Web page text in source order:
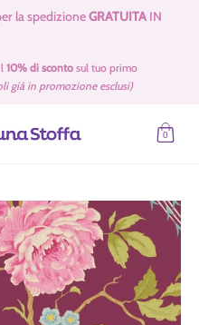
la spedizioneGRATUITA IN
Filati 🧶
10% di sconto sul tuo primo
già in promozione esclusi)
0